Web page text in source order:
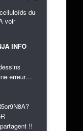
du
voir
INFO
erreur…
!!